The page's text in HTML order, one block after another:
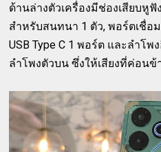
ด้านล่างตัวเครื่องมีช่องเสียบหู
สำหรับสนทนา 1 ตัว, พอร์ตเชื่
USB Type C 1 พอร์ต และลำโ
ลำโพงตัวบน ซึ่งให้เสียงที่ค่อนข้